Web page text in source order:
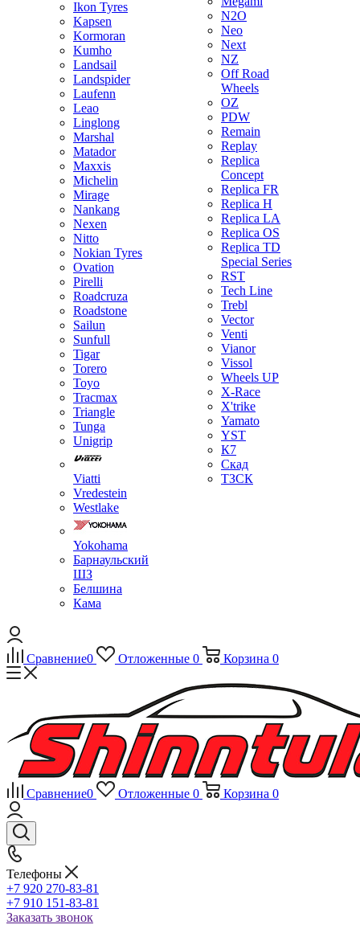
Ikon Tyres
Kapsen
Kormoran
Kumho
Landsail
Landspider
Laufenn
Leao
Linglong
Marshal
Matador
Maxxis
Michelin
Mirage
Nankang
Nexen
Nitto
Nokian Tyres
Ovation
Pirelli
Roadcruza
Roadstone
Sailun
Sunfull
Tigar
Torero
Toyo
Tracmax
Triangle
Tunga
Unigrip
Viatti
Vredestein
Westlake
Yokohama
Барнаульский
ШЗ
Белшина
Кама
N2O
Neo
Next
NZ
Off Road
Wheels
OZ
PDW
Remain
Replay
Replica
Concept
Replica FR
Replica H
Replica LA
Replica OS
Replica TD
Special Series
RST
Tech Line
Trebl
Vector
Venti
Vianor
Vissol
Wheels UP
X-Race
X'trike
Yamato
YST
К7
Скад
ТЗСК
Сравнение0 Отложенные 0 Корзина 0
Сравнение0 Отложенные 0 Корзина 0
Телефоны
+7 920 270-83-81
+7 910 151-83-81
Заказать звонок